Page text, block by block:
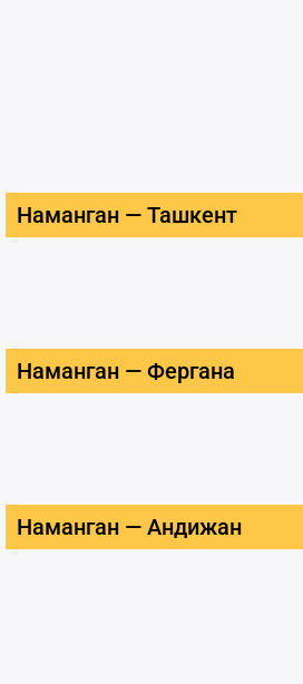
Наманган — Ташкент
Наманган — Фергана
Наманган — Андижан